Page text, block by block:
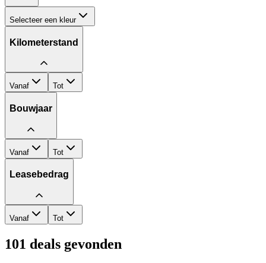
Selecteer een kleur
Kilometerstand
Vanaf Tot
Bouwjaar
Vanaf Tot
Leasebedrag
Vanaf Tot
101 deals gevonden